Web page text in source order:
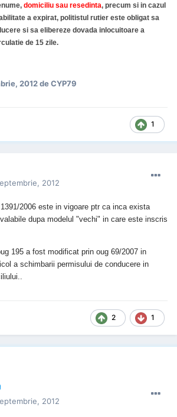
domiciliu sau resedinta, precum si in cazul
a expirat, politistul rutier este obligat sa
si sa elibereze dovada inlocuitoare a
de 15 zile.
2012de CYP79
1
2012
2006 este in vigoare ptr ca inca exista
dupa modelul "vechi" in care este inscris
195 a fost modificat prin oug 69/2007 in
a schimbarii permisului de conducere in
2 1
2012